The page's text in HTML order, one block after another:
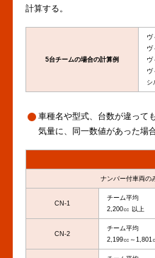
計算する。
5台チームの場合の計算例
ヴ
ヴ
ヴ
ヴ
シ
車種名や型式、台数が違って
気量に、同一数値があった場
ナンバー付車両の
CN-1
チーム平均
2,200㏄ 以上
CN-2
チーム平均
2,199㏄～1,801